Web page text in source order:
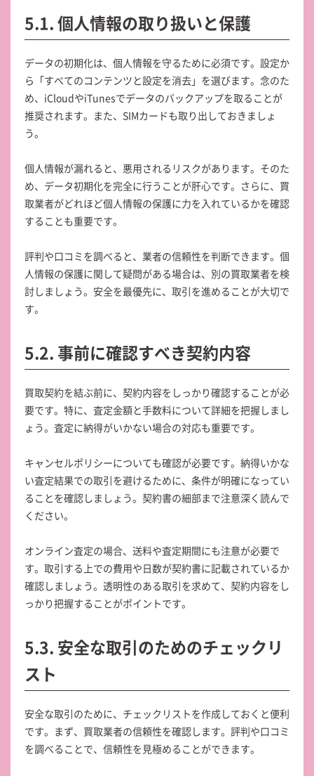
5.1. 個人情報の取り扱いと保護
データの初期化は、個人情報を守るために必須です。設定か
ら「すべてのコンテンツと設定を消去」を選びます。念のた
め、iCloudやiTunesでデータのバックアップを取ることが
推奨されます。また、SIMカードも取り出しておきましょ
う。
個人情報が漏れると、悪用されるリスクがあります。そのた
め、データ初期化を完全に行うことが肝心です。さらに、買
取業者がどれほど個人情報の保護に力を入れているかを確認
することも重要です。
評判や口コミを調べると、業者の信頼性を判断できます。個
人情報の保護に関して疑問がある場合は、別の買取業者を検
討しましょう。安全を最優先に、取引を進めることが大切で
す。
5.2. 事前に確認すべき契約内容
買取契約を結ぶ前に、契約内容をしっかり確認することが必
要です。特に、査定金額と手数料について詳細を把握しまし
ょう。査定に納得がいかない場合の対応も重要です。
キャンセルポリシーについても確認が必要です。納得いかな
い査定結果での取引を避けるために、条件が明確になってい
ることを確認しましょう。契約書の細部まで注意深く読んで
ください。
オンライン査定の場合、送料や査定期間にも注意が必要で
す。取引する上での費用や日数が契約書に記載されているか
確認しましょう。透明性のある取引を求めて、契約内容をし
っかり把握することがポイントです。
5.3. 安全な取引のためのチェックリ
スト
安全な取引のために、チェックリストを作成しておくと便利
です。まず、買取業者の信頼性を確認します。評判や口コミ
を調べることで、信頼性を見極めることができます。